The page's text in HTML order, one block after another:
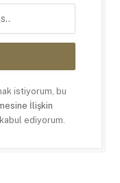
istiyorum, bu
İlişkin
ediyorum.